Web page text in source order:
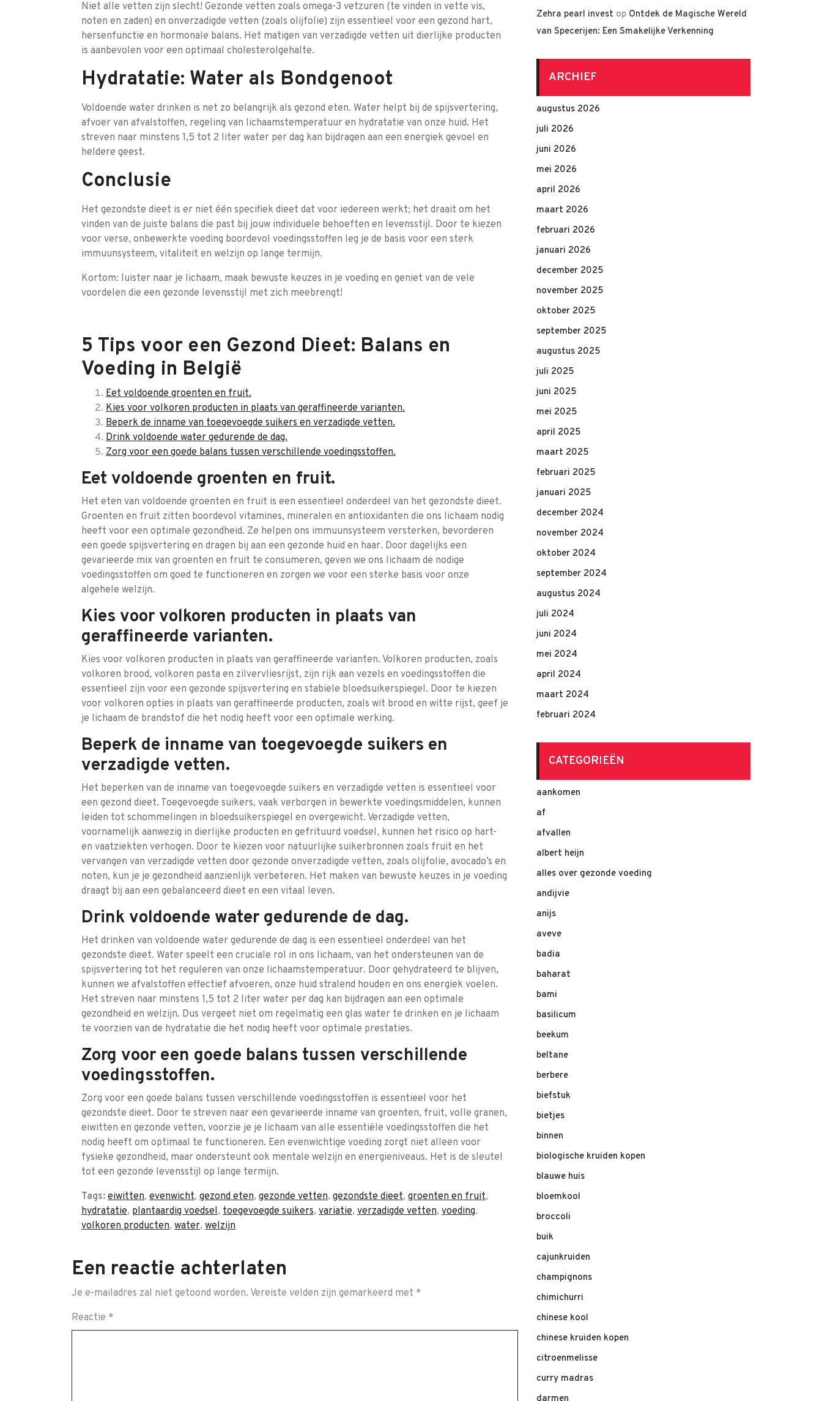
Niet alle vetten zijn slecht! Gezonde vetten zoals omega-3 vetzuren (te vinden in vette vis,
noten en zaden) en onverzadigde vetten (zoals olijfolie) zijn essentieel voor een gezond hart,
hersenfunctie en hormonale balans. Het matigen van verzadigde vetten uit dierlijke producten
is aanbevolen voor een optimaal cholesterolgehalte.
Hydratatie: Water als Bondgenoot
Voldoende water drinken is net zo belangrijk als gezond eten. Water helpt bij de spijsvertering,
afvoer van afvalstoffen, regeling van lichaamstemperatuur en hydratatie van onze huid. Het
streven naar minstens 1,5 tot 2 liter water per dag kan bijdragen aan een energiek gevoel en
heldere geest.
Conclusie
Het gezondste dieet is er niet één specifiek dieet dat voor iedereen werkt; het draait om het
vinden van de juiste balans die past bij jouw individuele behoeften en levensstijl. Door te kiezen
voor verse, onbewerkte voeding boordevol voedingsstoffen leg je de basis voor een sterk
immuunsysteem, vitaliteit en welzijn op lange termijn.
Kortom: luister naar je lichaam, maak bewuste keuzes in je voeding en geniet van de vele
voordelen die een gezonde levensstijl met zich meebrengt!
5 Tips voor een Gezond Dieet: Balans en
Voeding in België
Eet voldoende groenten en fruit.
Kies voor volkoren producten in plaats van geraffineerde varianten.
Beperk de inname van toegevoegde suikers en verzadigde vetten.
Drink voldoende water gedurende de dag.
Zorg voor een goede balans tussen verschillende voedingsstoffen.
Eet voldoende groenten en fruit.
Het eten van voldoende groenten en fruit is een essentieel onderdeel van het gezondste dieet.
Groenten en fruit zitten boordevol vitamines, mineralen en antioxidanten die ons lichaam nodig
heeft voor een optimale gezondheid. Ze helpen ons immuunsysteem versterken, bevorderen
een goede spijsvertering en dragen bij aan een gezonde huid en haar. Door dagelijks een
gevarieerde mix van groenten en fruit te consumeren, geven we ons lichaam de nodige
voedingsstoffen om goed te functioneren en zorgen we voor een sterke basis voor onze
algehele welzijn.
Kies voor volkoren producten in plaats van
geraffineerde varianten.
Kies voor volkoren producten in plaats van geraffineerde varianten. Volkoren producten, zoals
volkoren brood, volkoren pasta en zilvervliesrijst, zijn rijk aan vezels en voedingsstoffen die
essentieel zijn voor een gezonde spijsvertering en stabiele bloedsuikerspiegel. Door te kiezen
voor volkoren opties in plaats van geraffineerde producten, zoals wit brood en witte rijst, geef je
je lichaam de brandstof die het nodig heeft voor een optimale werking.
Beperk de inname van toegevoegde suikers en
verzadigde vetten.
Het beperken van de inname van toegevoegde suikers en verzadigde vetten is essentieel voor
een gezond dieet. Toegevoegde suikers, vaak verborgen in bewerkte voedingsmiddelen, kunnen
leiden tot schommelingen in bloedsuikerspiegel en overgewicht. Verzadigde vetten,
voornamelijk aanwezig in dierlijke producten en gefrituurd voedsel, kunnen het risico op hart-
en vaatziekten verhogen. Door te kiezen voor natuurlijke suikerbronnen zoals fruit en het
vervangen van verzadigde vetten door gezonde onverzadigde vetten, zoals olijfolie, avocado’s en
noten, kun je je gezondheid aanzienlijk verbeteren. Het maken van bewuste keuzes in je voeding
draagt bij aan een gebalanceerd dieet en een vitaal leven.
Drink voldoende water gedurende de dag.
Het drinken van voldoende water gedurende de dag is een essentieel onderdeel van het
gezondste dieet. Water speelt een cruciale rol in ons lichaam, van het ondersteunen van de
spijsvertering tot het reguleren van onze lichaamstemperatuur. Door gehydrateerd te blijven,
kunnen we afvalstoffen effectief afvoeren, onze huid stralend houden en ons energiek voelen.
Het streven naar minstens 1,5 tot 2 liter water per dag kan bijdragen aan een optimale
gezondheid en welzijn. Dus vergeet niet om regelmatig een glas water te drinken en je lichaam
te voorzien van de hydratatie die het nodig heeft voor optimale prestaties.
Zorg voor een goede balans tussen verschillende
voedingsstoffen.
Zorg voor een goede balans tussen verschillende voedingsstoffen is essentieel voor het
gezondste dieet. Door te streven naar een gevarieerde inname van groenten, fruit, volle granen,
eiwitten en gezonde vetten, voorzie je je lichaam van alle essentiële voedingsstoffen die het
nodig heeft om optimaal te functioneren. Een evenwichtige voeding zorgt niet alleen voor
fysieke gezondheid, maar ondersteunt ook mentale welzijn en energieniveaus. Het is de sleutel
tot een gezonde levensstijl op lange termijn.
Tags: eiwitten, evenwicht, gezond eten, gezonde vetten, gezondste dieet, groenten en fruit,
hydratatie, plantaardig voedsel, toegevoegde suikers, variatie, verzadigde vetten, voeding,
volkoren producten, water, welzijn
Een reactie achterlaten
Je e-mailadres zal niet getoond worden. Vereiste velden zijn gemarkeerd met *
Reactie *
Zehra pearl invest op Ontdek de Magische Wereld
van Specerijen: Een Smakelijke Verkenning
ARCHIEF
augustus 2026
juli 2026
juni 2026
mei 2026
april 2026
maart 2026
februari 2026
januari 2026
december 2025
november 2025
oktober 2025
september 2025
augustus 2025
juli 2025
juni 2025
mei 2025
april 2025
maart 2025
februari 2025
januari 2025
december 2024
november 2024
oktober 2024
september 2024
augustus 2024
juli 2024
juni 2024
mei 2024
april 2024
maart 2024
februari 2024
CATEGORIEËN
aankomen
af
afvallen
albert heijn
alles over gezonde voeding
andijvie
anijs
aveve
badia
baharat
bami
basilicum
beekum
beltane
berbere
biefstuk
bietjes
binnen
biologische kruiden kopen
blauwe huis
bloemkool
broccoli
buik
cajunkruiden
champignons
chimichurri
chinese kool
chinese kruiden kopen
citroenmelisse
curry madras